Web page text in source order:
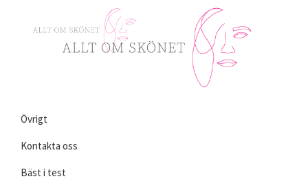
du
behöver
om
Övrigt
Kontakta oss
Bäst i test